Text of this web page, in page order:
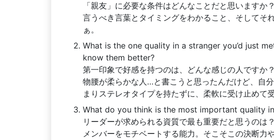
「親友」に必要な条件はどんなことだと思いますか？
言うべき言葉とタイミングをわかること、そしてそ
ぁ。
What is the one quality in a stranger you’d just
know them better?
第一印象で好感を持つのは、どんな感じの人ですか？
物腰が柔らかな人…と書こうと思ったんだけど、自
まりステレオタイプを持たずに、柔軟に受け止めて
What do you think is the most important quality
リーダーが求められる資質で最も重要だと思うのは？
メンバーをモチベートする能力。そこそこの決断力